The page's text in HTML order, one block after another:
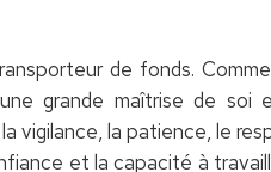
de fonds.
grande maîtrise de soi
vigilance, la patience, le
et la capacité à